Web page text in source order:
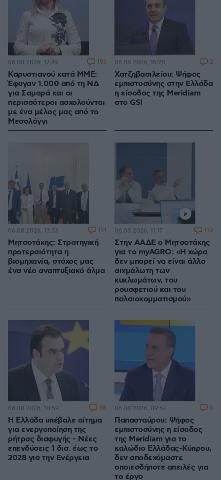
Καρυστιανού κατά ΜΜΕ:
Έφυγαν 1.000 από τη ΝΔ
για Σαμαρά και οι
περισσότεροι ασχολούνται
με ένα μέλος μας από το
Μεσολόγγι
06.08.2026, 17:49 193
Χατζηβασιλείου: Ψήφος
εμπιστοσύνης στην Ελλάδα
η είσοδος της Meridiam
στο GSI
06.08.2026, 15:28 2
Μητσοτάκης: Στρατηγική
προτεραιότητα η
βιομηχανία, στόχος μας
ένα νέο αναπτυξιακό άλμα
06.08.2026, 13:33 114
Στην ΑΑΔΕ ο Μητσοτάκης
για το myAGRO: «Η χώρα
δεν μπορεί να είναι άλλο
αιχμάλωτη των
κυκλωμάτων, του
ρουσφετιού και του
παλαιοκομματισμού»
06.08.2026, 11:17 110
Η Ελλάδα υπέβαλε αίτημα
για ενεργοποίηση της
ρήτρας διαφυγής - Νέες
επενδύσεις 1 δισ. έως το
2028 για την Ενέργεια
06.08.2026, 10:59 68
Παπασταύρου: Ψήφος
εμπιστοσύνης η είσοδος
της Meridiam για το
καλώδιο Ελλάδας-Κύπρου,
δεν αποδεχόμαστε
οποιεσδήποτε απειλές για
το έργο
06.08.2026, 09:57 6